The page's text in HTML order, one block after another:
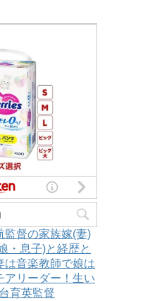
監督の家族嫁(妻)
・息子)と経歴と
は音楽教師で娘は
アリーダー！生い
育英監督